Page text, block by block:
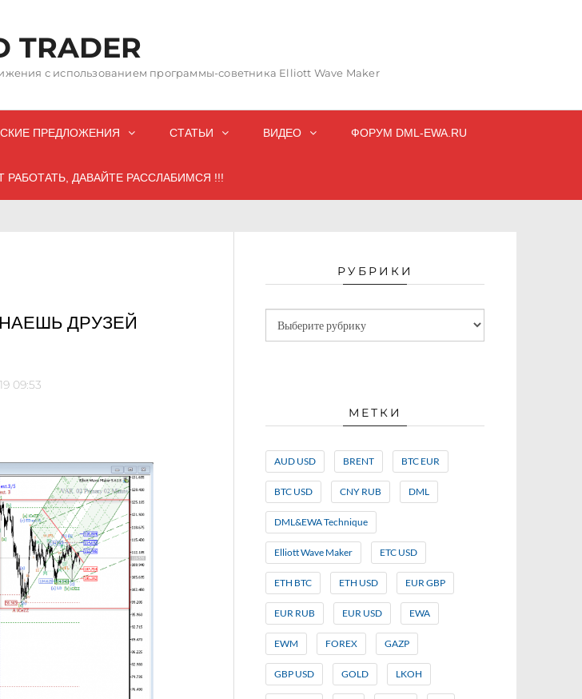
TRADER
с использованием программы-советника Elliott Wave Maker
ПРЕДЛОЖЕНИЯ СТАТЬИ ВИДЕО ФОРУМ DML-EWA.RU
РАБОТАТЬ, ДАВАЙТЕ РАССЛАБИМСЯ !!!
ДРУЗЕЙ
09:53
РУБРИКИ
МЕТКИ
AUD USD BRENT BTC EUR
BTC USD CNY RUB DML
DML&EWA Technique
Elliott Wave Maker ETC USD
ETH BTC ETH USD EUR GBP
EUR RUB EUR USD EWA
EWM FOREX GAZP
GBP USD GOLD LKOH